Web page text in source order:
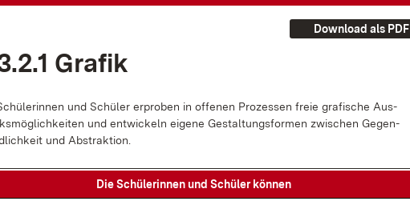
Download als PDF
Gra­fik
und Schü­ler er­pro­ben in of­fe­nen Pro­zes­sen freie gra­fi­sche Aus­
und ent­wi­ckeln ei­ge­ne Ge­stal­tungs­for­men zwi­schen Ge­gen­
und Abs­trak­ti­on.
Die Schü­le­rin­nen und Schü­ler kön­nen